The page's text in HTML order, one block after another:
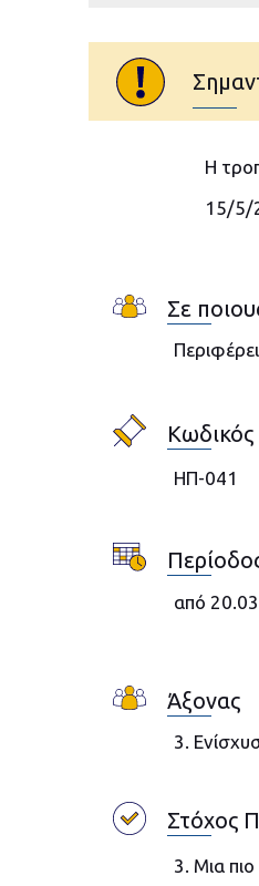
Η
15/5/
Σε
ΗΠ-041
από
Άξονας
3.
Στόχος
3. Μια